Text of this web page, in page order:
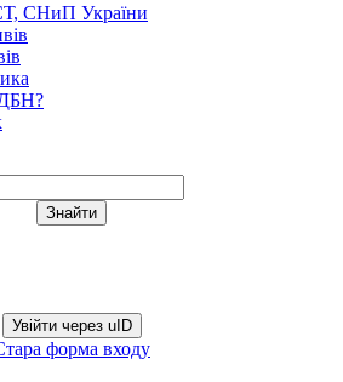
СНиП України
Увійти через uID
форма входу